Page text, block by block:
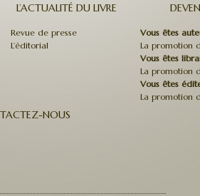
L’ACTUALITÉ DU LIVRE
Revue de presse
L’éditorial
Vous êtes
La promotion
Vous êtes
La promotion
Vous êtes
La promotion
NOUS